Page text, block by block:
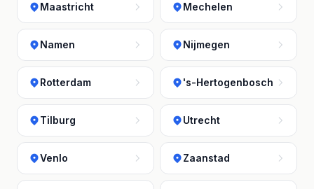
Maastricht Mechelen
Namen Nijmegen
Rotterdam 's-Hertogenbosch
Tilburg Utrecht
Venlo Zaanstad